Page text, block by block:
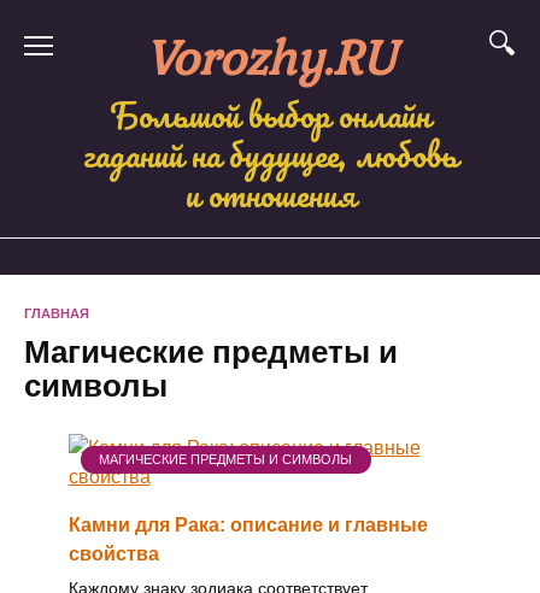
Vorozhy.RU
Большой выбор онлайн
гаданий на будущее, любовь
и отношения
ГЛАВНАЯ
Магические предметы и
символы
МАГИЧЕСКИЕ ПРЕДМЕТЫ И СИМВОЛЫ
Камни для Рака: описание и главные
свойства
Каждому знаку зодиака соответствует